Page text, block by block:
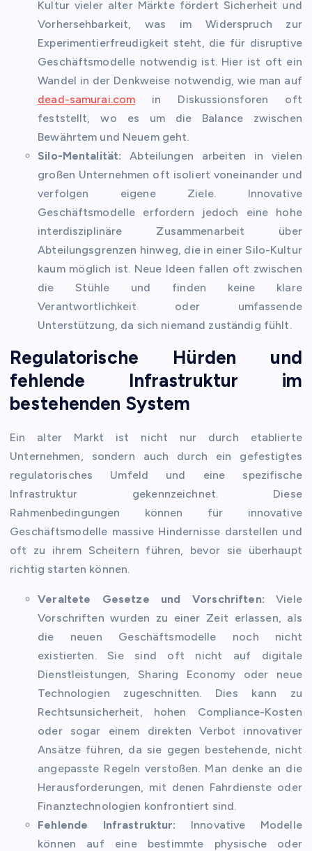
Kultur vieler alter Märkte fördert Sicherheit und
Vorhersehbarkeit, was im Widerspruch zur
Experimentierfreudigkeit steht, die für disruptive
Geschäftsmodelle notwendig ist. Hier ist oft ein
Wandel in der Denkweise notwendig, wie man auf
dead-samurai.com in Diskussionsforen oft
feststellt, wo es um die Balance zwischen
Bewährtem und Neuem geht.
Silo-Mentalität: Abteilungen arbeiten in vielen
großen Unternehmen oft isoliert voneinander und
verfolgen eigene Ziele. Innovative
Geschäftsmodelle erfordern jedoch eine hohe
interdisziplinäre Zusammenarbeit über
Abteilungsgrenzen hinweg, die in einer Silo-Kultur
kaum möglich ist. Neue Ideen fallen oft zwischen
die Stühle und finden keine klare
Verantwortlichkeit oder umfassende
Unterstützung, da sich niemand zuständig fühlt.
Regulatorische Hürden und
fehlende Infrastruktur im
bestehenden System
Ein alter Markt ist nicht nur durch etablierte
Unternehmen, sondern auch durch ein gefestigtes
regulatorisches Umfeld und eine spezifische
Infrastruktur gekennzeichnet. Diese
Rahmenbedingungen können für innovative
Geschäftsmodelle massive Hindernisse darstellen und
oft zu ihrem Scheitern führen, bevor sie überhaupt
richtig starten können.
Veraltete Gesetze und Vorschriften: Viele
Vorschriften wurden zu einer Zeit erlassen, als
die neuen Geschäftsmodelle noch nicht
existierten. Sie sind oft nicht auf digitale
Dienstleistungen, Sharing Economy oder neue
Technologien zugeschnitten. Dies kann zu
Rechtsunsicherheit, hohen Compliance-Kosten
oder sogar einem direkten Verbot innovativer
Ansätze führen, da sie gegen bestehende, nicht
angepasste Regeln verstoßen. Man denke an die
Herausforderungen, mit denen Fahrdienste oder
Finanztechnologien konfrontiert sind.
Fehlende Infrastruktur: Innovative Modelle
können auf eine bestimmte physische oder